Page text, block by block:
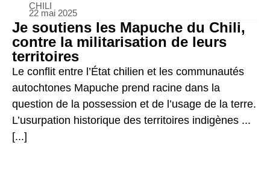
CHILI
22 mai 2025
Je soutiens les Mapuche du Chili,
contre la militarisation de leurs
territoires
Le conflit entre l’État chilien et les communautés
autochtones Mapuche prend racine dans la
question de la possession et de l’usage de la terre.
L’usurpation historique des territoires indigènes ...
[...]